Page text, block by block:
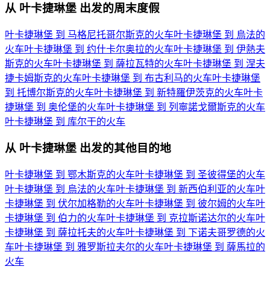
从 叶卡捷琳堡 出发的周末度假
叶卡捷琳堡 到 马格尼托哥尔斯克的火车叶卡捷琳堡 到 烏法的
火车叶卡捷琳堡 到 约什卡尔奥拉的火车叶卡捷琳堡 到 伊熱夫
斯克的火车叶卡捷琳堡 到 薩拉瓦特的火车叶卡捷琳堡 到 涅夫
捷卡姆斯克的火车叶卡捷琳堡 到 布古利马的火车叶卡捷琳堡
到 托博尔斯克的火车叶卡捷琳堡 到 新特羅伊茨克的火车叶卡
捷琳堡 到 奥伦堡的火车叶卡捷琳堡 到 列寧諾戈爾斯克的火车
叶卡捷琳堡 到 库尔干的火车
从 叶卡捷琳堡 出发的其他目的地
叶卡捷琳堡 到 鄂木斯克的火车叶卡捷琳堡 到 圣彼得堡的火车
叶卡捷琳堡 到 烏法的火车叶卡捷琳堡 到 新西伯利亚的火车叶
卡捷琳堡 到 伏尔加格勒的火车叶卡捷琳堡 到 彼尔姆的火车叶
卡捷琳堡 到 伯力的火车叶卡捷琳堡 到 克拉斯诺达尔的火车叶
卡捷琳堡 到 薩拉托夫的火车叶卡捷琳堡 到 下诺夫哥罗德的火
车叶卡捷琳堡 到 雅罗斯拉夫尔的火车叶卡捷琳堡 到 薩馬拉的
火车